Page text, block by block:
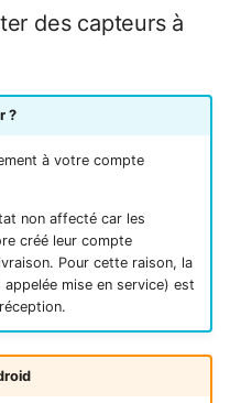
des capteurs à
?
à votre compte
non affecté car les
créé leur compte
Pour cette raison, la
mise en service) est